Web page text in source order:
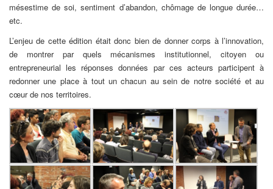
mésestime de soi, sentiment d’abandon, chômage de longue durée…
etc.
L’enjeu de cette édition était donc bien de donner corps à l’innovation,
de montrer par quels mécanismes institutionnel, citoyen ou
entrepreneurial les réponses données par ces acteurs participent à
redonner une place à tout un chacun au sein de notre société et au
cœur de nos territoires.